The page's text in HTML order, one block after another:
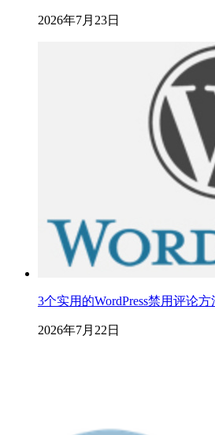
2026年7月23日
3个实用的WordPress禁用评论方
2026年7月22日